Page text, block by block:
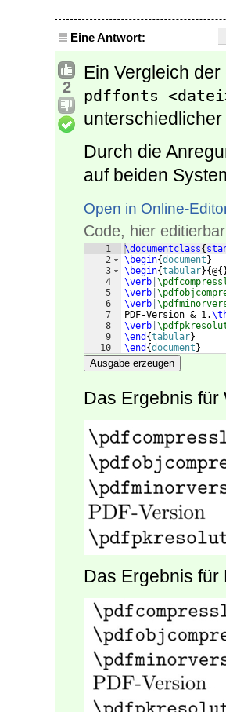
Eine Antwort:
2
Ein Vergleich
pdffonts
unterschiedlicher
Durch die
auf beiden
Open in Online-
Code, hier
1
2
3
4
5
6
7
8
9
10
\documentclass{
\begin{document }
\begin{tabular}{@{
\verb
\verb
\verb
PDF-Version & 1.
\verb
\end {tabular}
\end {document }
Ausgabe erzeugen
Das Ergebnis für
Das Ergebnis für